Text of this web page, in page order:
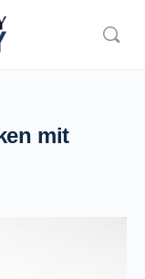
mit